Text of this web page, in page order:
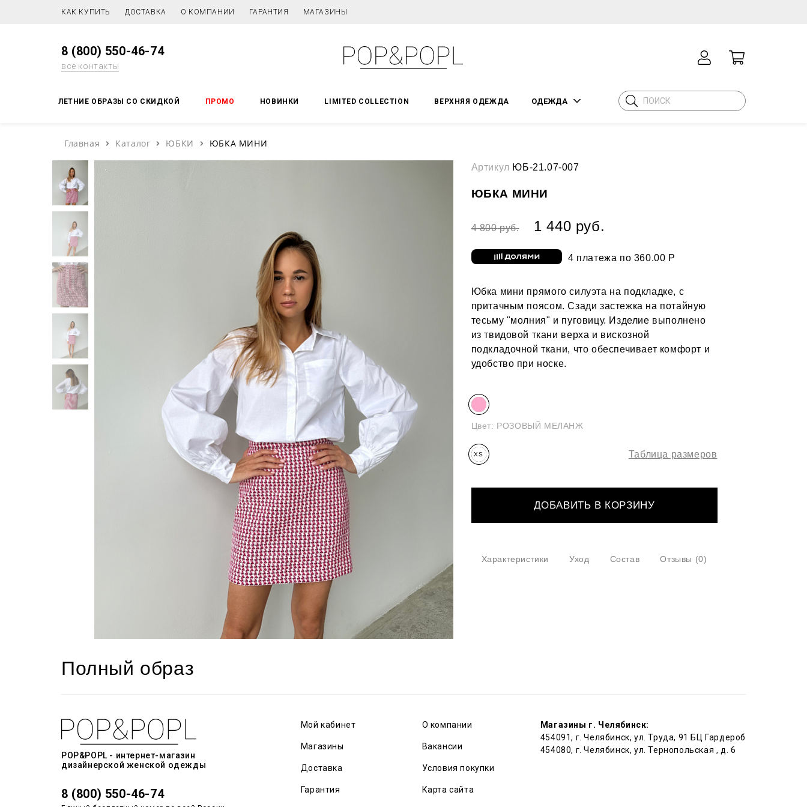
КАК КУПИТЬ ДОСТАВКА О КОМПАНИИ ГАРАНТИЯ МАГАЗИНЫ
8 (800) 550-46-74
все контакты
ЛЕТНИЕ ОБРАЗЫ СО СКИДКОЙ ПРОМО НОВИНКИ LIMITED COLLECTION ВЕРХНЯЯ ОДЕЖДА ОДЕЖДА
Главная Каталог ЮБКИ ЮБКА МИНИ
Артикул ЮБ-21.07-007
ЮБКА МИНИ
4 800 руб. 1 440 руб.
4 платежа по 360.00 Р
Юбка мини прямого силуэта на подкладке, с
притачным поясом. Сзади застежка на потайную
тесьму "молния" и пуговицу. Изделие выполнено
из твидовой ткани верха и вискозной
подкладочной ткани, что обеспечивает комфорт и
удобство при носке.
Цвет: РОЗОВЫЙ МЕЛАНЖ
XS Таблица размеров
ДОБАВИТЬ В КОРЗИНУ
Характеристики Уход Состав Отзывы (0)
Полный образ
POP&POPL - интернет-магазин
дизайнерской женской одежды
8 (800) 550-46-74
Мой кабинет
Магазины
Доставка
Гарантия
О компании
Вакансии
Условия покупки
Карта сайта
Магазины г. Челябинск:
454091, г. Челябинск, ул. Труда, 91 БЦ Гардероб
454080, г. Челябинск, ул. Тернопольская , д. 6